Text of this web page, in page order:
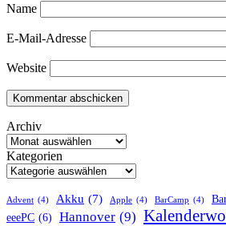
Name
E-Mail-Adresse
Website
Archiv
Kategorien
Advent (4) Akku (7) Apple (4) BarCamp (4)
eeePC (6) Hannover (9)